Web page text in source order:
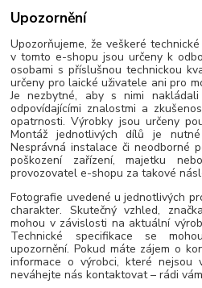
Upozornění
Upozorňujeme, že veškeré
v tomto e-shopu jsou určeny k
osobami s příslušnou technickou
určeny pro laické uživatele ani pro
Je nezbytné, aby s nimi
odpovídajícími znalostmi a
opatrnosti. Výrobky jsou určeny
Montáž jednotlivých dílů je
Nesprávná instalace či neodborné
poškození zařízení, majetku
provozovatel e-shopu za takové
Fotografie uvedené u jednotlivých
charakter. Skutečný vzhled,
mohou v závislosti na aktuální
Technické specifikace se
upozornění. Pokud máte zájem o
informace o výrobci, které nejsou
neváhejte nás kontaktovat – rádi